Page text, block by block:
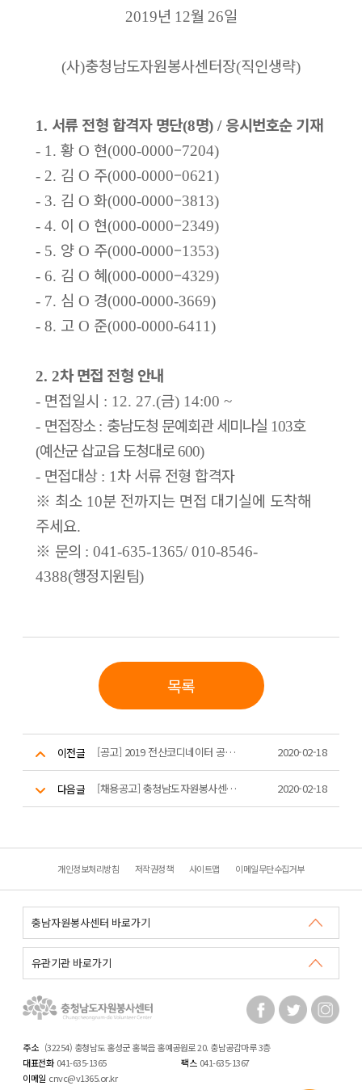
2019년 12월 26일
(사)충청남도자원봉사센터장(직인생략)
1. 서류 전형 합격자 명단(8명) / 응시번호순 기재
- 1. 황 O 현(000-0000–7204)
- 2. 김 O 주(000-0000–0621)
- 3. 김 O 화(000-0000–3813)
- 4. 이 O 현(000-0000–2349)
- 5. 양 O 주(000-0000–1353)
- 6. 김 O 혜(000-0000–4329)
- 7. 심 O 경(000-0000-3669)
- 8. 고 O 준(000-0000-6411)
2. 2차 면접 전형 안내
- 면접일시 : 12. 27.(금) 14:00 ~
- 면접장소: 충남도청 문예회관 세미나실 103호
(예산군 삽교읍 도청대로600)
- 면접대상 : 1 차 서류 전형 합격자
※ 최소 10분 전까지는 면접 대기실에 도착해
주세요.
※ 문의 : 041-635-1365/ 010-8546-
4388(행정지원팀)
목록
이전글 [공고] 2019 전산코디네이터 공개 채용 최종 합격자 발표 2020-02-18
다음글 [채용공고] 충청남도자원봉사센터 전산코디네이터 채용 공고 2020-02-18
개인정보처리방침 저작권정책 사이트맵 이메일무단수집거부
주소 (32254) 충청남도 홍성군 홍북읍 홍예공원로 20. 충남공감마루 3층
대표전화 041-635-1365 팩스 041-635-1367
이메일 cnvc@v1365.or.kr